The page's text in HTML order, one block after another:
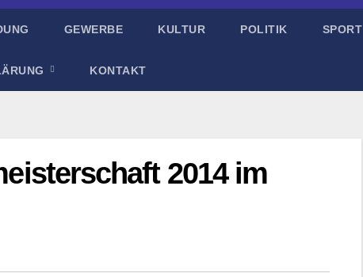
GEWERBE KULTUR POLITIK SPORT
KONTAKT
2014 im